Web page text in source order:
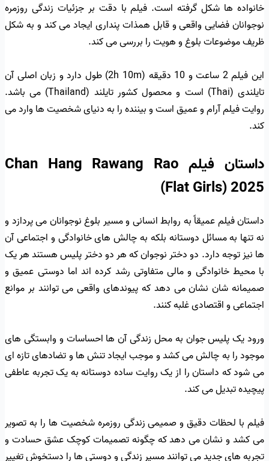
خانواده ها شکل گرفته است. فیلم با دقت بر جزئیات زندگی روزمره
نوجوانان فضایی واقعی و قابل همذات پنداری ایجاد می کند و به شکل
ظریف موضوعات بلوغ و هویت را بررسی می کند.
این فیلم 2 ساعت و 10 دقیقه (2h 10m) طول دارد و زبان اصلی آن
تایلندی (Thai) است و محصول کشور تایلند (Thailand) می باشد.
روایت فیلم آرام و عمیق است و بیننده را به دنیای شخصیت ها وارد می
کند.
داستان فیلم Chan Hang Rawang Rao
(Flat Girls) 2025
داستان فیلم عمیقاً به روابط انسانی و مسیر بلوغ نوجوانان می پردازد و
نه تنها به مسائل دوستانه بلکه به چالش های خانوادگی و اجتماعی آن
ها نیز توجه دارد. دو دختر نوجوان که هر دو دختر پلیس هستند هر یک
با محیط خانوادگی و مالی متفاوتی رشد کرده اند اما دوستی عمیق و
صمیمانه شان نشان می دهد که پیوندهای واقعی می توانند بر موانع
اجتماعی و اقتصادی غلبه کنند.
ورود یک پلیس جوان به محل زندگی آن ها احساسات و وابستگی های
موجود را به چالش می کشد و موجب ایجاد تنش ها و تضادهای تازه ای
می شود که داستان را از یک روایت ساده دوستانه به یک تجربه عاطفی
پیچیده تبدیل می کند.
فیلم با لحظات دقیق و صمیمی زندگی روزمره شخصیت ها را به تصویر
می کشد و نشان می دهد که چگونه تصمیمات کوچک عشق حسادت و
تجربه های جدید می توانند مسیر زندگی و دوستی ها را دستخوش تغییر